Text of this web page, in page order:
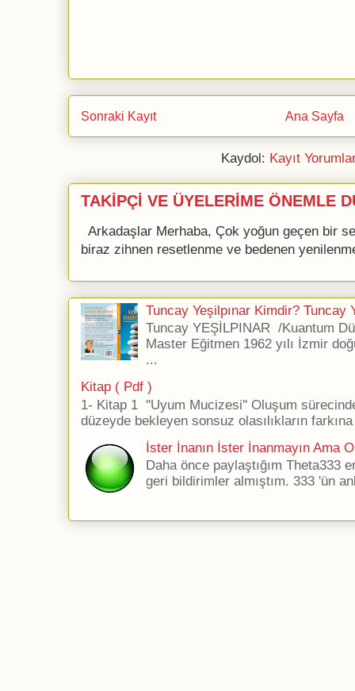
Sonraki Kayıt Ana Sayfa
Kaydol: Kayıt
TAKİPÇİ VE ÜYELERİME ÖNEMLE
Arkadaşlar Merhaba, Çok yoğun geçen bir
biraz zihnen resetlenme ve bedenen
Tuncay Yeşilpınar Kimdir? Tuncay
Tuncay YEŞİLPINAR /Kuantum
Master Eğitmen 1962 yılı İzmir
...
Kitap ( Pdf )
1- Kitap 1 ''Uyum Mucizesi'' Oluşum
düzeyde bekleyen sonsuz olasılıkların
İster İnanın İster İnanmayın Ama
Daha önce paylaştığım Theta333
geri bildirimler almıştım. 333 'ün